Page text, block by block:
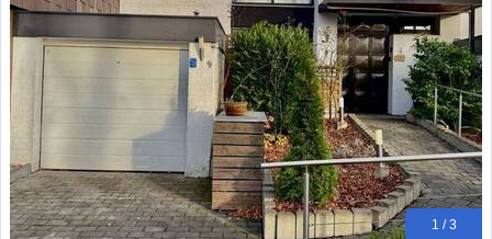
1 / 3